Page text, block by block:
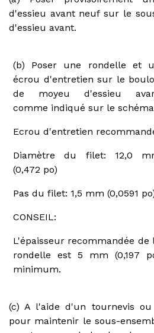
d'essieu avant neuf sur le
d'essieu avant.
(b) Poser une rondelle et
écrou d'entretien sur le
de moyeu d'essieu
comme indiqué sur le
Ecrou d'entretien
Diamètre du filet: 12,0
(0,472 po)
Pas du filet: 1,5 mm (0,0591
CONSEIL:
L'épaisseur recommandée de
rondelle est 5 mm (0,197
minimum.
(c) A l'aide d'un tournevis
pour maintenir le sous-